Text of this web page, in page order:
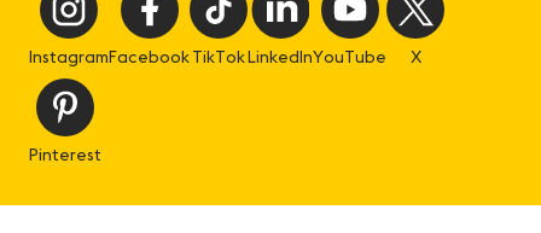
InstagramFacebookTikTokLinkedInYouTube X
Pinterest